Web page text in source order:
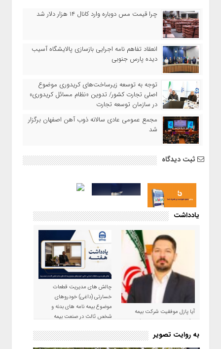
چرا قیمت مس دوباره وارد کانال ۱۴ هزار دلار شد
انعقاد تفاهم نامه اجرایی بازسازی پالایشگاه آسیب
دیده پارس جنوبی
توجه به توسعه زیرساخت‌های کریدوری موضوع
اصلی تجارت کشور/ تدوین «نظام مسائل کریدوری»
در سازمان توسعه تجارت
مجمع عمومی عادی سالانه ذوب آهن اصفهان برگزار
شد
ثبت دیدگاه
یادداشت
آیا پازل موفقیت شرکت بیمه
حکمت صبا در سال ۱۴۰۵ کامل می
شود؟!
چالش های مدیریت قطعات
خسارتی (داغی) خودروهای
موضوع بیمه نامه های بدنه و
شخص ثالث در صنعت بیمه
به روایت تصویر